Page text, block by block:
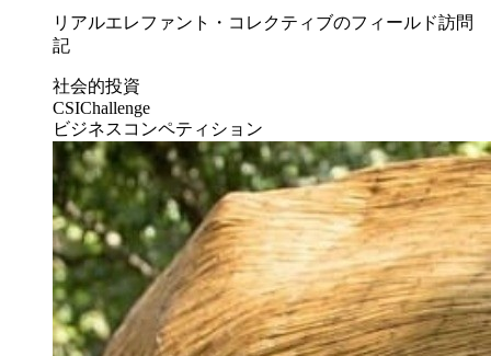
リアルエレファント・コレクティブのフィールド訪問
記
社会的投資
CSIChallenge
ビジネスコンペティション